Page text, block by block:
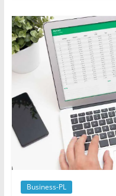
Business-PL